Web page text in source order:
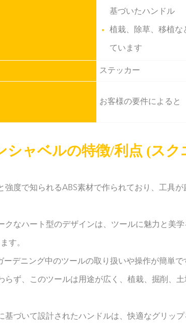
基づいたハンドル
植栽、除草、移植な
ています
ステッカー
お客様の要件によると
シャベルの特徴/利点 (スク
強度で知られるABS素材で作られており、工具
クなハート型のデザインは、ツールに魅力と美
す。
デニング中のツールの取り扱いや操作が簡単で
らず、このツールは用途が広く、植栽、掘削、
基づいて設計されたハンドルは、快適なグリッ